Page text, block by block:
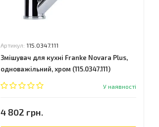
Артикул: 115.0347.111
Змішувач для кухні Franke Novara Plus,
одноважільний, хром (115.0347.111)
У наявності
4 802 грн.